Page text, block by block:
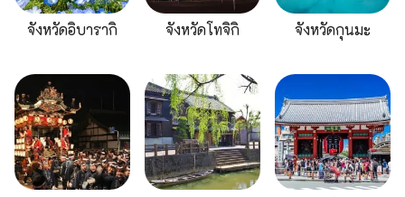
จังหวัดอิบารากิ จังหวัดโทจิกิ จังหวัดกุนมะ